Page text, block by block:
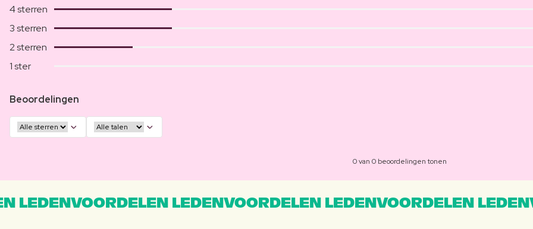
4 sterren
3 sterren
2 sterren
1 ster
Beoordelingen
0 van 0 beoordelingen tonen
LEDENVOORDELEN LEDENVOORDELEN LEDENVOORDELEN